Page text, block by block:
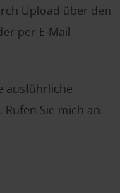
Upload über den
per E-Mail
ausführliche
Sie mich an.